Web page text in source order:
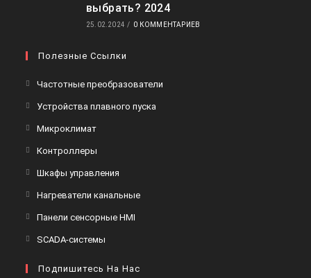
выбрать? 2024
25.02.2024 / 0 КОММЕНТАРИЕВ
Полезные Ссылки
Частотные преобразователи
Устройства плавного пуска
МикроклиматОткроется
вкладке
Контроллеры
вкладке
Шкафы управления
вкладке
Нагреватели канальныеОткроется
Панели сенсорные HMI
вкладке
SCADA-системы
новой
Подпишитесь На Нас